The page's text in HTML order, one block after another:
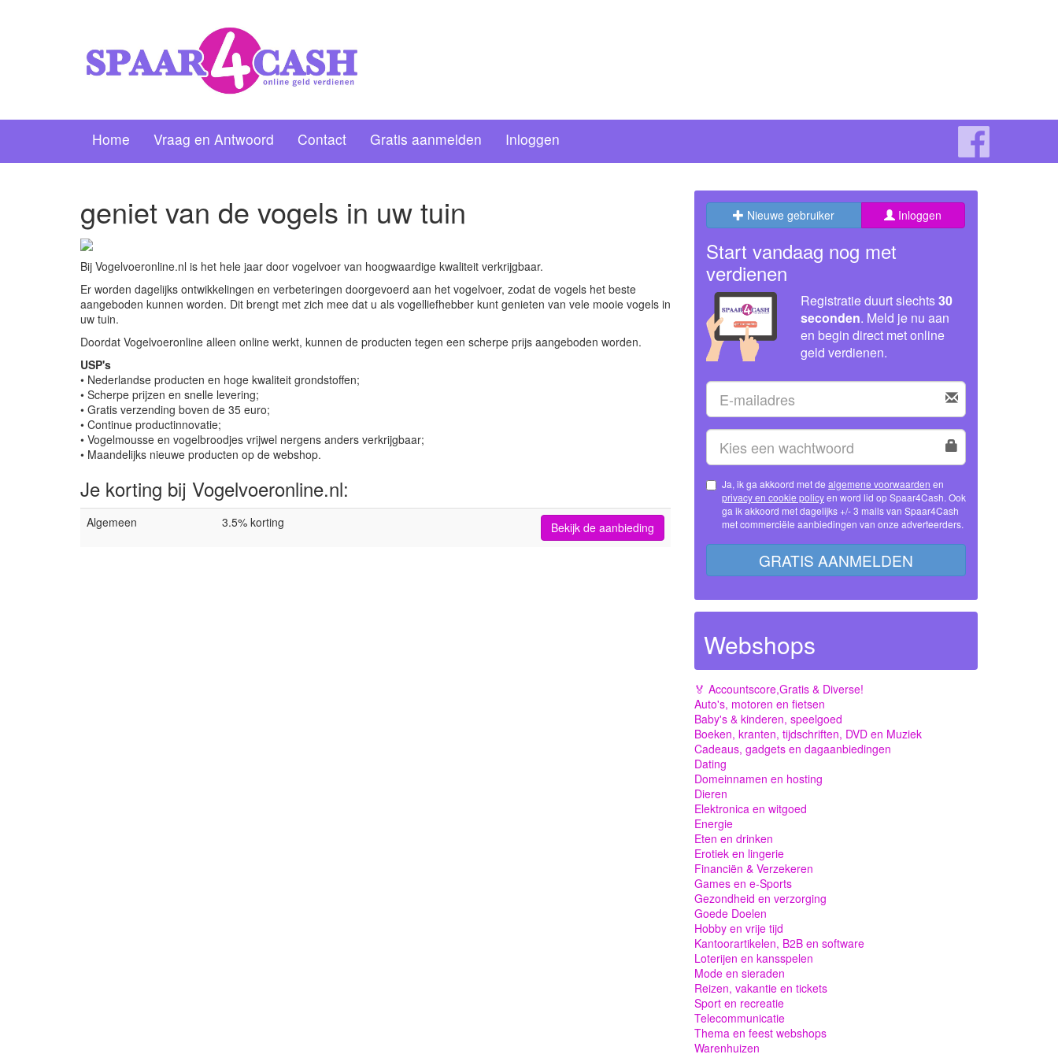
Home Vraag en Antwoord Contact Gratis aanmelden Inloggen
geniet van de vogels in uw tuin
Bij Vogelvoeronline.nl is het hele jaar door vogelvoer van hoogwaardige kwaliteit verkrijgbaar.
Er worden dagelijks ontwikkelingen en verbeteringen doorgevoerd aan het vogelvoer, zodat de vogels het beste
aangeboden kunnen worden. Dit brengt met zich mee dat u als vogelliefhebber kunt genieten van vele mooie vogels in
uw tuin.
Doordat Vogelvoeronline alleen online werkt, kunnen de producten tegen een scherpe prijs aangeboden worden.
USP's
• Nederlandse producten en hoge kwaliteit grondstoffen;
• Scherpe prijzen en snelle levering;
• Gratis verzending boven de 35 euro;
• Continue productinnovatie;
• Vogelmousse en vogelbroodjes vrijwel nergens anders verkrijgbaar;
• Maandelijks nieuwe producten op de webshop.
Je korting bij Vogelvoeronline.nl:
Algemeen 3.5% korting Bekijk de aanbieding
Nieuwe gebruiker Inloggen
Start vandaag nog met
verdienen
Registratie duurt slechts30
seconden. Meld je nu aan
en begin direct met online
geld verdienen.
Ja, ik ga akkoord met de algemene voorwaarden en
privacy en cookie policy
ga ik akkoord met dagelijks +/- 3 mails van Spaar4Cash
met commerciële aanbiedingen van onze adverteerders.
GRATIS AANMELDEN
Webshops
🏅 Accountscore,Gratis & Diverse!
Auto's, motoren en fietsen
Baby's & kinderen, speelgoed
Boeken, kranten, tijdschriften, DVD en Muziek
Cadeaus, gadgets en dagaanbiedingen
Dating
Domeinnamen en hosting
Dieren
Elektronica en witgoed
Energie
Eten en drinken
Erotiek en lingerie
Financiën & Verzekeren
Games en e-Sports
Gezondheid en verzorging
Goede Doelen
Hobby en vrije tijd
Kantoorartikelen, B2B en software
Loterijen en kansspelen
Mode en sieraden
Reizen, vakantie en tickets
Sport en recreatie
Telecommunicatie
Thema en feest webshops
Warenhuizen